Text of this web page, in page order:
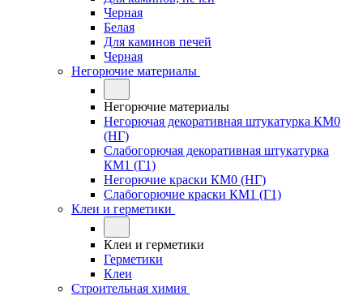
Черная
Белая
Для каминов печей
Черная
Негорючие материалы
Негорючие материалы
Негорючая декоративная штукатурка КМ0
(НГ)
Слабогорючая декоративная штукатурка
КМ1 (Г1)
Негорючие краски КМ0 (НГ)
Слабогорючие краски КМ1 (Г1)
Клеи и герметики
Клеи и герметики
Герметики
Клеи
Строительная химия